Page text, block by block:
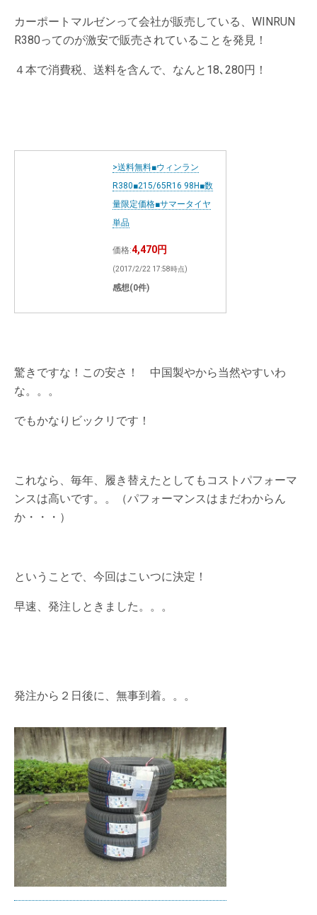
カーポートマルゼンって会社が販売している、WINRUN
R380ってのが激安で販売されていることを発見！
４本で消費税、送料を含んで、なんと18､280円！
>送料無料■ウィンラン
R380■215/65R16 98H■数
量限定価格■サマータイヤ
単品
価格:4,470円
(2017/2/22 17:58時点)
感想(0件)
驚きですな！この安さ！ 中国製やから当然やすいわ
な。。。
でもかなりビックリです！
これなら、毎年、履き替えたとしてもコストパフォーマ
ンスは高いです。。（パフォーマンスはまだわからん
か・・・）
ということで、今回はこいつに決定！
早速、発注しときました。。。
発注から２日後に、無事到着。。。